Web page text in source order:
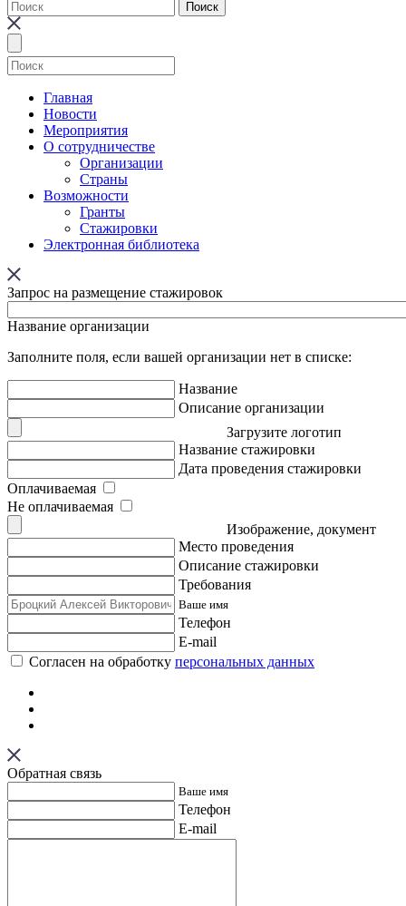
Главная
Новости
Мероприятия
О сотрудничестве
Организации
Страны
Возможности
Гранты
Стажировки
Электронная библиотека
Запрос на размещение стажировок
Название организации
Заполните поля, если вашей организации нет в списке:
Название
Описание организации
Загрузите логотип
Название стажировки
Дата проведения стажировки
Оплачиваемая
Не оплачиваемая
Изображение, документ
Место проведения
Описание стажировки
Требования
Ваше имя
Телефон
E-mail
Согласен на обработку персональных данных
Обратная связь
Ваше имя
Телефон
E-mail